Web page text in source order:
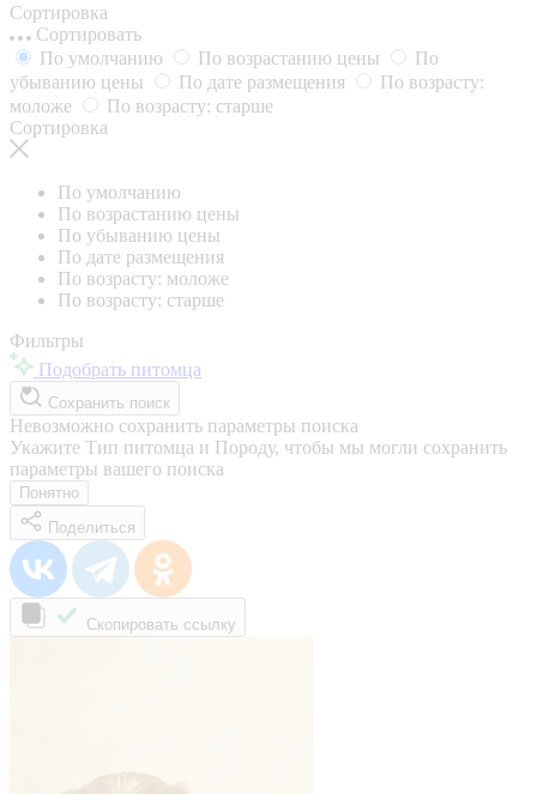
Сортировка
Сортировать
По умолчанию
По возрастанию цены
По
убыванию цены
По дате размещения
По возрасту:
моложе
По возрасту: старше
Сортировка
По умолчанию
По возрастанию цены
По убыванию цены
По дате размещения
По возрасту: моложе
По возрасту: старше
Фильтры
Подобрать питомца
Сохранить поиск
Невозможно сохранить параметры поиска
Укажите Тип питомца и Породу, чтобы мы могли сохранить
параметры вашего поиска
Понятно
Поделиться
Скопировать ссылку